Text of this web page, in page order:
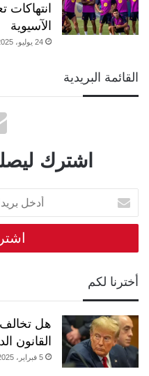
انتهاكات
الآسيوية
24 يوليو، 2025
القائمة البريدية
اشترك
أدخل
بريدك
الالكتروني
أخترنا لكم
هل
القانون
5 فبراير، 2025